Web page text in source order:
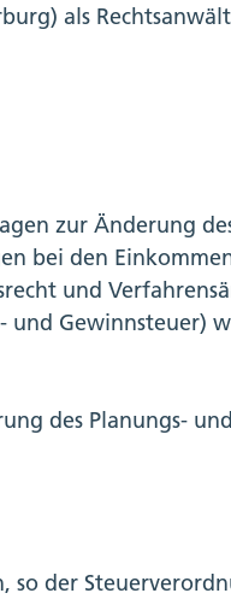
als
zur Änderung
bei den
und
und Gewinnsteuer)
des Planungs-
so der